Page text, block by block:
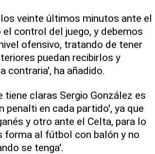
veinte últimos minutos ante el
control del juego, y debemos
ofensivo, tratando de tener
puedan recibirlos y
contraria', ha añadido.
claras Sergio González es
penalti en cada partido', ya que
y otro ante el Celta, para lo
forma al fútbol con balón y no
se tenga'.